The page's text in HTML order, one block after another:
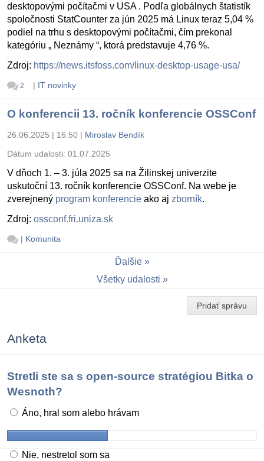
desktopovými počítačmi v USA . Podľa globálnych štatistík
spoločnosti StatCounter za jún 2025 má Linux teraz 5,04 %
podiel na trhu s desktopovými počítačmi, čím prekonal
kategóriu „ Neznámy “, ktorá predstavuje 4,76 %.
Zdroj: https://news.itsfoss.com/linux-desktop-usage-usa/
2 | IT novinky
O konferencii 13. ročník konferencie OSSConf
26.06.2025 | 16:50 | Miroslav Bendík
Dátum udalosti: 01.07.2025
V dňoch 1. – 3. júla 2025 sa na Žilinskej univerzite
uskutoční 13. ročník konferencie OSSConf. Na webe je
zverejnený program konferencie ako aj zborník.
Zdroj: ossconf.fri.uniza.sk
| Komunita
Ďalšie
Všetky udalosti
Pridať správu
Anketa
Stretli ste sa s open-source stratégiou Bitka o
Wesnoth?
Áno, hral som alebo hrávam
Nie, nestretol som sa